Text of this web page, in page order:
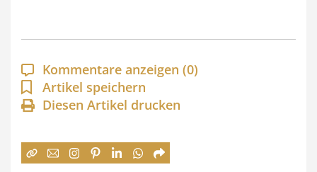
p
a
n
n
:
Kommentare anzeigen (0)
Artikel speichern
Diesen Artikel drucken